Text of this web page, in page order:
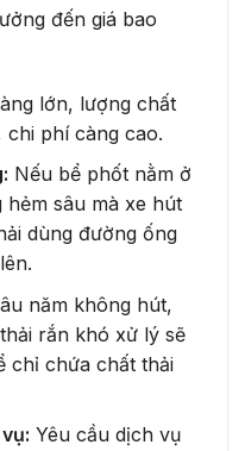
đến giá bao
lớn, lượng chất
chi phí càng cao.
Nếu bể phốt nằm ở
sâu mà xe hút
dùng đường ống
năm không hút,
rắn khó xử lý sẽ
chỉ chứa chất thải
Yêu cầu dịch vụ